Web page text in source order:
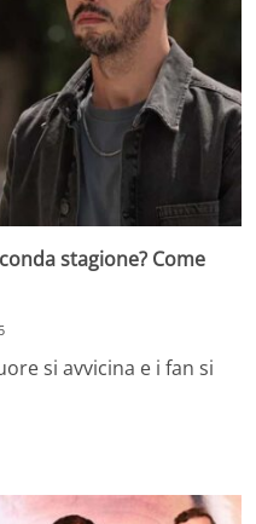
stagione? Come
si avvicina e i fan si